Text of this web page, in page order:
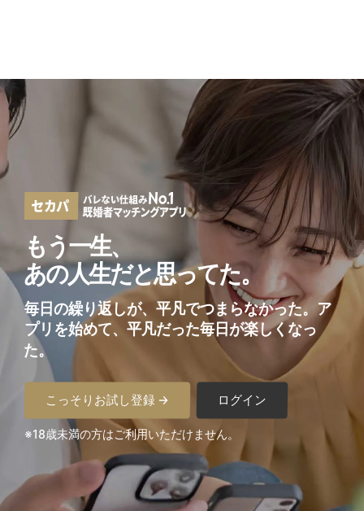
もう一生、
あの人生だと思ってた。
毎日の繰り返しが、平凡でつまらなかった。ア
プリを始めて、平凡だった毎日が楽しくなっ
た。
こっそりお試し登録 → ログイン
※18歳未満の方はご利用いただけません。